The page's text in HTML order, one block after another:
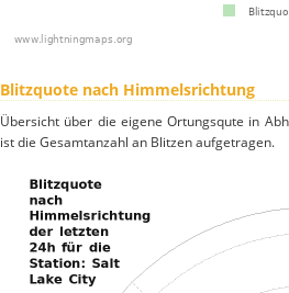
Blitzquote nach Himmelsrichtung
Übersicht über die eigene Ortungsqute in
ist die Gesamtanzahl an Blitzen aufgetragen.